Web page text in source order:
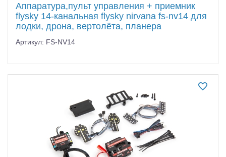
Аппаратура,пульт управления + приемник
flysky 14-канальная flysky nirvana fs-nv14 для
лодки, дрона, вертолёта, планера
Артикул: FS-NV14